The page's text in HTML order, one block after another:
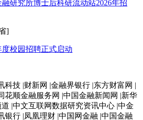
研究所博士后科研流动站2026年招
]
度校园招聘正式启动
科技 |财新网 |金融界银行 |东方财富网 |
花顺金融服务网 |中国金融新闻网 |新华
|中文互联网数据研究资讯中心 |中金
银行 |凤凰理财 |中国网金融 |中国金融